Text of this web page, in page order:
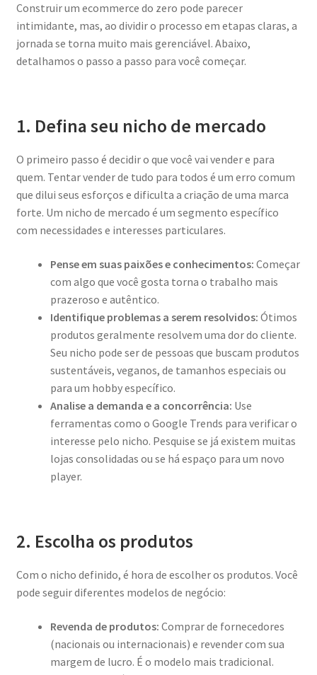
Construir um ecommerce do zero pode parecer
intimidante, mas, ao dividir o processo em etapas claras, a
jornada se torna muito mais gerenciável. Abaixo,
detalhamos o passo a passo para você começar.
1. Defina seu nicho de mercado
O primeiro passo é decidir o que você vai vender e para
quem. Tentar vender de tudo para todos é um erro comum
que dilui seus esforços e dificulta a criação de uma marca
forte. Um nicho de mercado é um segmento específico
com necessidades e interesses particulares.
Pense em suas paixões e conhecimentos: Começar
com algo que você gosta torna o trabalho mais
prazeroso e autêntico.
Identifique problemas a serem resolvidos: Ótimos
produtos geralmente resolvem uma dor do cliente.
Seu nicho pode ser de pessoas que buscam produtos
sustentáveis, veganos, de tamanhos especiais ou
para um hobby específico.
Analise a demanda e a concorrência: Use
ferramentas como o Google Trends para verificar o
interesse pelo nicho. Pesquise se já existem muitas
lojas consolidadas ou se há espaço para um novo
player.
2. Escolha os produtos
Com o nicho definido, é hora de escolher os produtos. Você
pode seguir diferentes modelos de negócio:
Revenda de produtos: Comprar de fornecedores
(nacionais ou internacionais) e revender com sua
margem de lucro. É o modelo mais tradicional.